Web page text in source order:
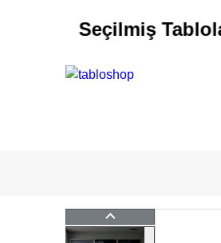
Seçilmiş